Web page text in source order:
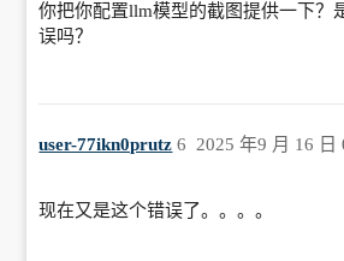
你把你配置llm模型的截图提供一下？
误吗？
user-77ikn0prutz 2025 年9 月 16 日
6
现在又是这个错误了。。。。